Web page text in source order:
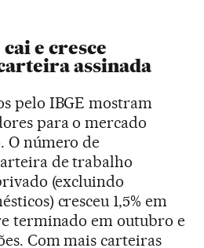
e cresce
assinada
pelo IBGE mostram
para o mercado
O número de
de trabalho
(excluindo
cresceu 1,5% em
terminado em outubro e
Com mais carteiras